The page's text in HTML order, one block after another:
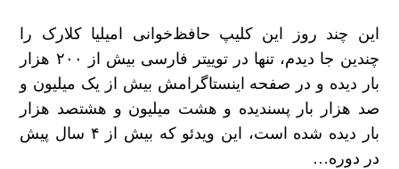
این چند روز این کلیپ حافظ‌خوانی امیلیا کلارک را
چندین جا دیدم، تنها در توییتر فارسی بیش از ۲۰۰ هزار
بار دیده و در صفحه اینستاگرامش بیش از یک میلیون و
صد هزار بار پسندیده و هشت میلیون و هشتصد هزار
بار دیده شده است، این ویدئو که بیش از ۴ سال پیش
در دوره…